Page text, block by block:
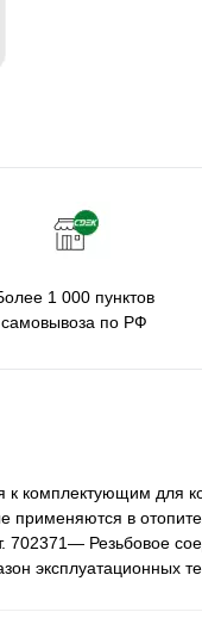
1 000 пунктов
самовывоза по РФ
комплектующим для
применяются в
702371— Резьбовое
эксплуатационных